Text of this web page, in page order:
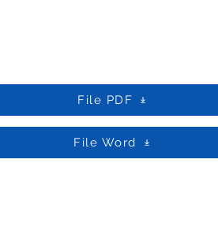
File PDF
File Word